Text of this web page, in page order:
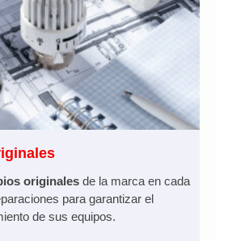
originales de la marca en cada
para garantizar el
de sus equipos.